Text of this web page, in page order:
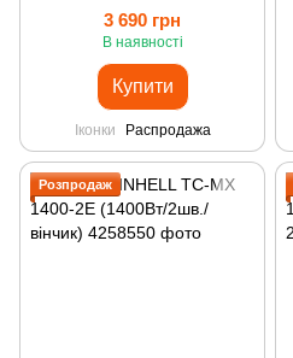
3 690 грн
В наявності
Купити
Іконки Распродажа
Розпродаж